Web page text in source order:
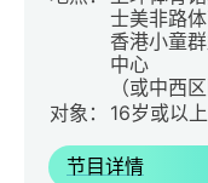
士美非路体
香港小童
中心
（或中西
对象：
16岁或以
节目详情